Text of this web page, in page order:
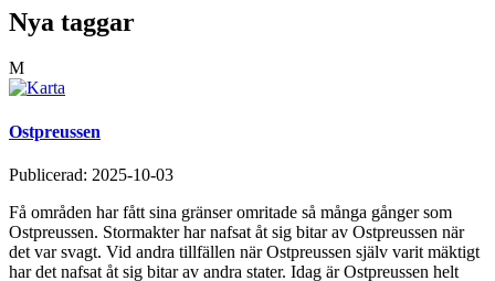
Nya taggar
M
Ostpreussen
Publicerad: 2025-10-03
Få områden har fått sina gränser omritade så många gånger som
Ostpreussen. Stormakter har nafsat åt sig bitar av Ostpreussen när
det var svagt. Vid andra tillfällen när Ostpreussen själv varit mäktigt
har det nafsat åt sig bitar av andra stater. Idag är Ostpreussen helt